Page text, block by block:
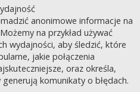
anonimowe informacje na
na przykład używać
wydajności, aby śledzić, które
jakie połączenia
oraz określa,
komunikaty o błędach.